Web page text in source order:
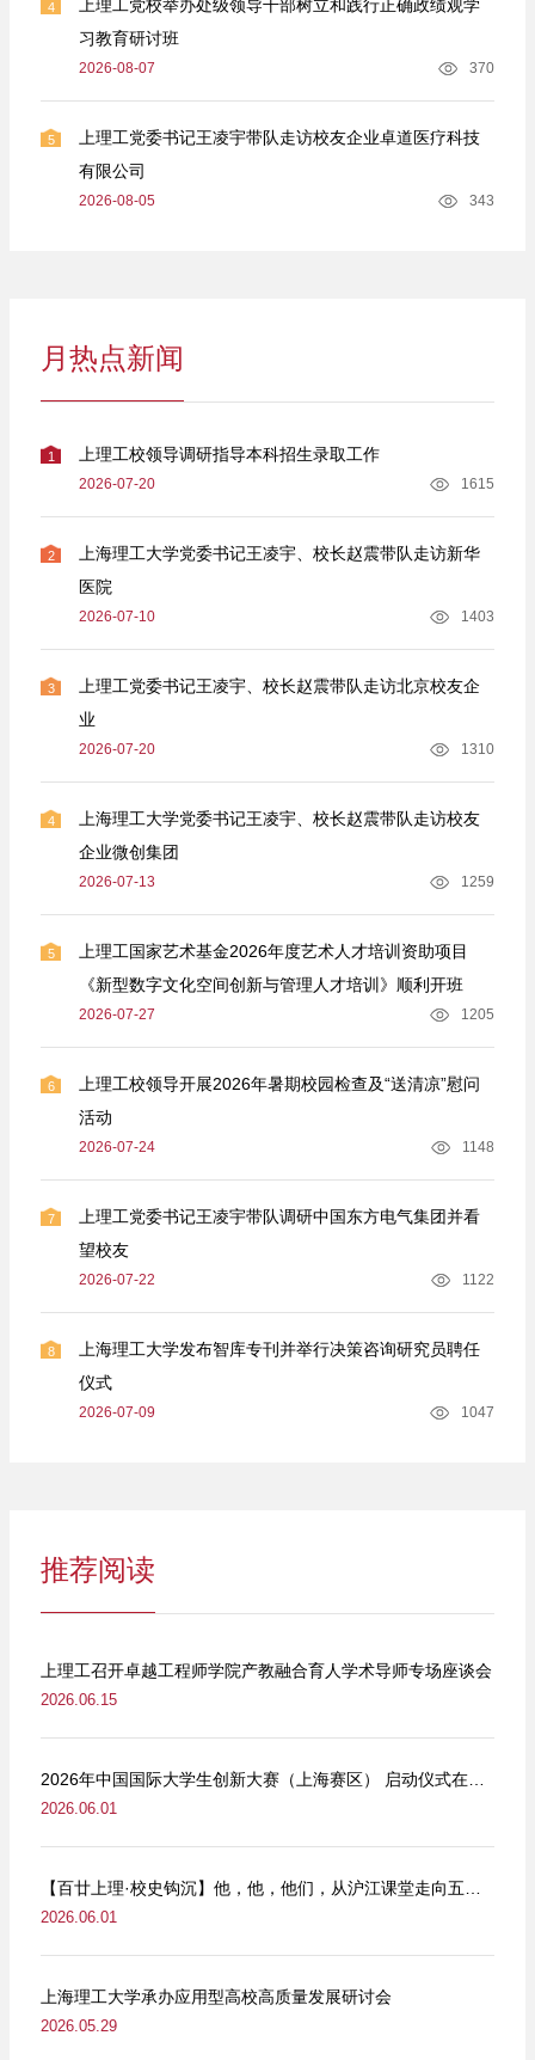
4
上理工党校举办处级领导干部树立和践行正确政绩观学
习教育研讨班
2026-08-07 370
5
上理工党委书记王凌宇带队走访校友企业卓道医疗科技
有限公司
2026-08-05 343
月热点新闻
1 上理工校领导调研指导本科招生录取工作
2026-07-20 1615
2
上海理工大学党委书记王凌宇、校长赵震带队走访新华
医院
2026-07-10 1403
3
上理工党委书记王凌宇、校长赵震带队走访北京校友企
业
2026-07-20 1310
4
上海理工大学党委书记王凌宇、校长赵震带队走访校友
企业微创集团
2026-07-13 1259
5
上理工国家艺术基金2026年度艺术人才培训资助项目
《新型数字文化空间创新与管理人才培训》顺利开班
2026-07-27 1205
6
上理工校领导开展2026年暑期校园检查及“送清凉”慰问
活动
2026-07-24 1148
7
上理工党委书记王凌宇带队调研中国东方电气集团并看
望校友
2026-07-22 1122
8
上海理工大学发布智库专刊并举行决策咨询研究员聘任
仪式
2026-07-09 1047
推荐阅读
上理工召开卓越工程师学院产教融合育人学术导师专场座谈会
2026.06.15
2026.06.01
2026.06.01
上海理工大学承办应用型高校高质量发展研讨会
2026.05.29